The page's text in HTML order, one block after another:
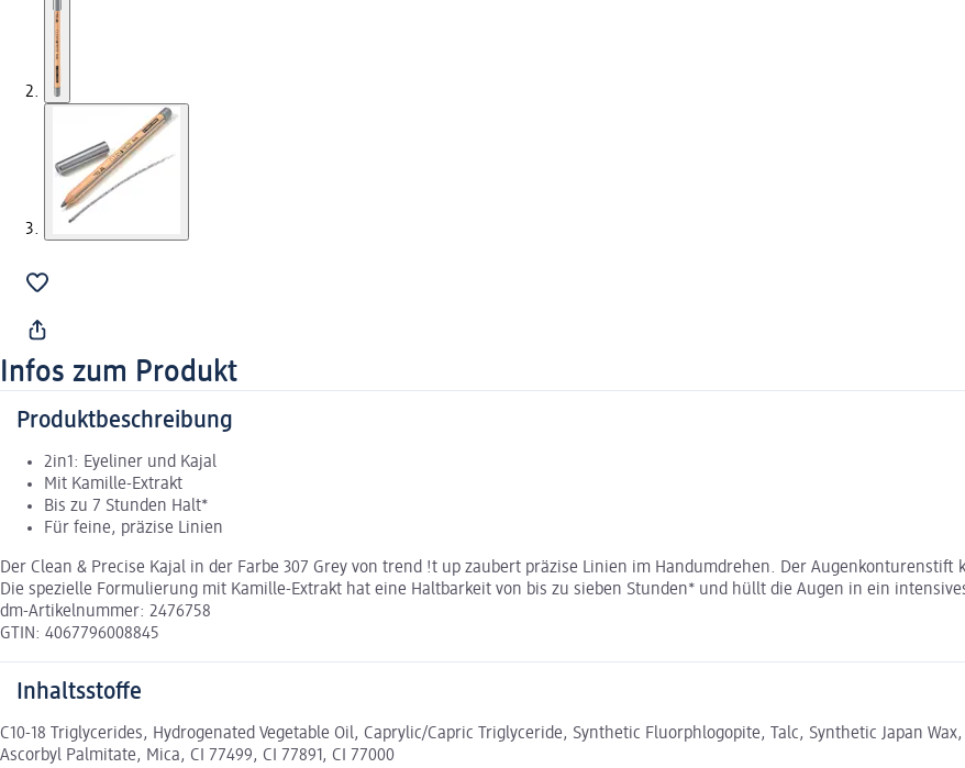
Infos zum Produkt
Produktbeschreibung
2in1: Eyeliner und Kajal
Mit Kamille-Extrakt
Bis zu 7 Stunden Halt*
Für feine, präzise Linien
Der Clean & Precise Kajal in der Farbe 307 Grey von trend !t up zaubert präzise Linien im Handumdrehen. Der
Die spezielle Formulierung mit Kamille-Extrakt hat eine Haltbarkeit von bis zu sieben Stunden* und hüllt die Augen in ein
dm-Artikelnummer: 2476758
GTIN: 4067796008845
Inhaltsstoffe
C10-18 Triglycerides, Hydrogenated Vegetable Oil, Caprylic/Capric Triglyceride, Synthetic Fluorphlogopite, Talc, Synthetic Japan
Ascorbyl Palmitate, Mica, CI 77499, CI 77891, CI 77000